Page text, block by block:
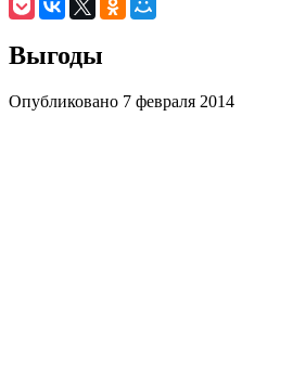
Выгоды
Опубликовано 7 февраля 2014